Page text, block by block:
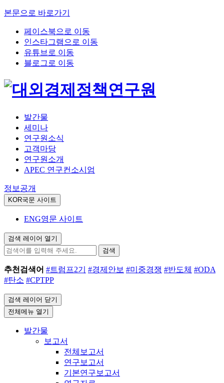
본문으로 바로가기
페이스북으로 이동
인스타그램으로 이동
유튜브로 이동
블로그로 이동
발간물
세미나
연구원소식
고객마당
연구원소개
APEC 연구컨소시엄
정보공개
KOR국문 사이트
ENG영문 사이트
검색 레이어 열기
검색
추천검색어 #트럼프2기 #경제안보 #미중경쟁 #반도체 #ODA
#탄소 #CPTPP
검색 레이어 닫기
전체메뉴 열기
발간물
보고서
전체보고서
연구보고서
기본연구보고서